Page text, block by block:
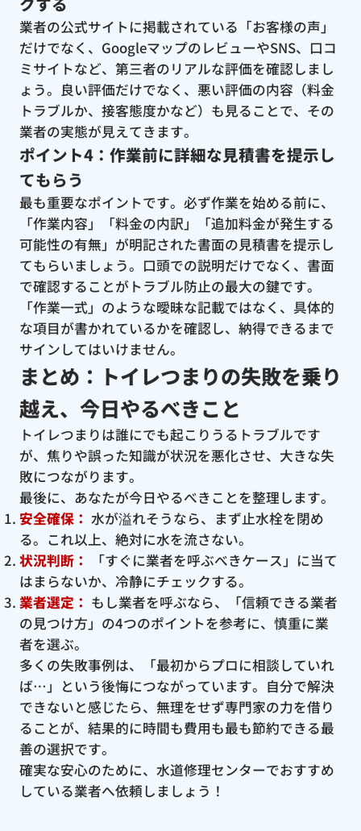
業者の公式サイトに掲載されている「お客様の声」
だけでなく、GoogleマップのレビューやSNS、口コ
ミサイトなど、第三者のリアルな評価を確認しまし
ょう。良い評価だけでなく、悪い評価の内容（料金
トラブルか、接客態度かなど）も見ることで、その
業者の実態が見えてきます。
ポイント4：作業前に詳細な見積書を提示し
てもらう
最も重要なポイントです。必ず作業を始める前に、
「作業内容」「料金の内訳」「追加料金が発生する
可能性の有無」が明記された書面の見積書を提示し
てもらいましょう。口頭での説明だけでなく、書面
で確認することがトラブル防止の最大の鍵です。
「作業一式」のような曖昧な記載ではなく、具体的
な項目が書かれているかを確認し、納得できるまで
サインしてはいけません。
まとめ：トイレつまりの失敗を乗り
越え、今日やるべきこと
トイレつまりは誰にでも起こりうるトラブルです
が、焦りや誤った知識が状況を悪化させ、大きな失
敗につながります。
最後に、あなたが今日やるべきことを整理します。
安全確保： 水が溢れそうなら、まず止水栓を閉め
る。これ以上、絶対に水を流さない。
状況判断：
「すぐに業者を呼ぶべきケース」に当て
はまらないか、冷静にチェックする。
業者選定： もし業者を呼ぶなら、「信頼できる業者
の見つけ方」の4つのポイントを参考に、慎重に業
者を選ぶ。
多くの失敗事例は、「最初からプロに相談していれ
ば…」という後悔につながっています。自分で解決
できないと感じたら、無理をせず専門家の力を借り
ることが、結果的に時間も費用も最も節約できる最
善の選択です。
確実な安心のために、水道修理センターでおすすめ
している業者へ依頼しましょう！